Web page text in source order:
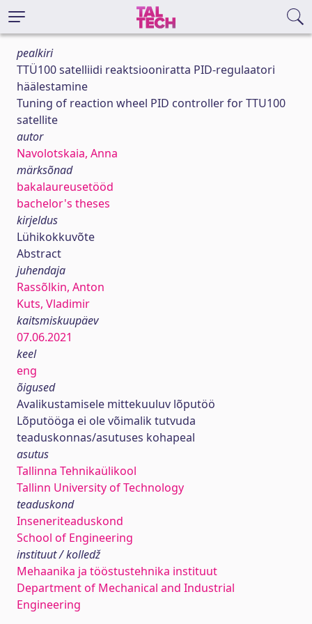
pealkiri
TTÜ100 satelliidi reaktsiooniratta PID-regulaatori
häälestamine
Tuning of reaction wheel PID controller for TTU100
satellite
autor
Navolotskaia, Anna
märksõnad
bakalaureusetööd
bachelor's theses
kirjeldus
Lühikokkuvõte
Abstract
juhendaja
Rassõlkin, Anton
Kuts, Vladimir
kaitsmiskuupäev
07.06.2021
keel
eng
õigused
Avalikustamisele mittekuuluv lõputöö
Lõputööga ei ole võimalik tutvuda
teaduskonnas/asutuses kohapeal
asutus
Tallinna Tehnikaülikool
Tallinn University of Technology
teaduskond
Inseneriteaduskond
School of Engineering
instituut / kolledž
Mehaanika ja tööstustehnika instituut
Department of Mechanical and Industrial
Engineering